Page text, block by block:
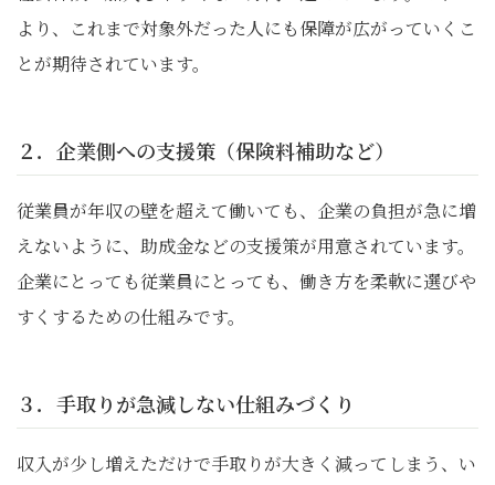
より、これまで対象外だった人にも保障が広がっていくこ
とが期待されています。
２．企業側への支援策（保険料補助など）
従業員が年収の壁を超えて働いても、企業の負担が急に増
えないように、助成金などの支援策が用意されています。
企業にとっても従業員にとっても、働き方を柔軟に選びや
すくするための仕組みです。
３．手取りが急減しない仕組みづくり
収入が少し増えただけで手取りが大きく減ってしまう、い